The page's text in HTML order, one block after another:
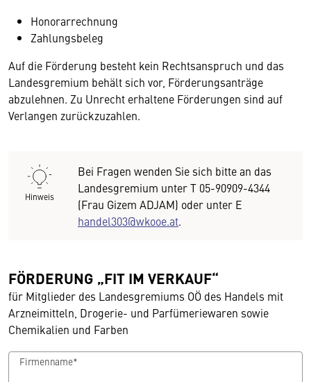
Honorarrechnung
Zahlungsbeleg
Auf die Förderung besteht kein Rechtsanspruch und das
Landesgremium behält sich vor, Förderungsanträge
abzulehnen. Zu Unrecht erhaltene Förderungen sind auf
Verlangen zurückzuzahlen.
Hinweis
Bei Fragen wenden Sie sich bitte an das
Landesgremium unter T 05-90909-4344
(Frau Gizem ADJAM) oder unter E
handel303@wkooe.at.
FÖRDERUNG „FIT IM VERKAUF“
für Mitglieder des Landesgremiums OÖ des Handels mit
Arzneimitteln, Drogerie- und Parfümeriewaren sowie
Chemikalien und Farben
Firmenname*